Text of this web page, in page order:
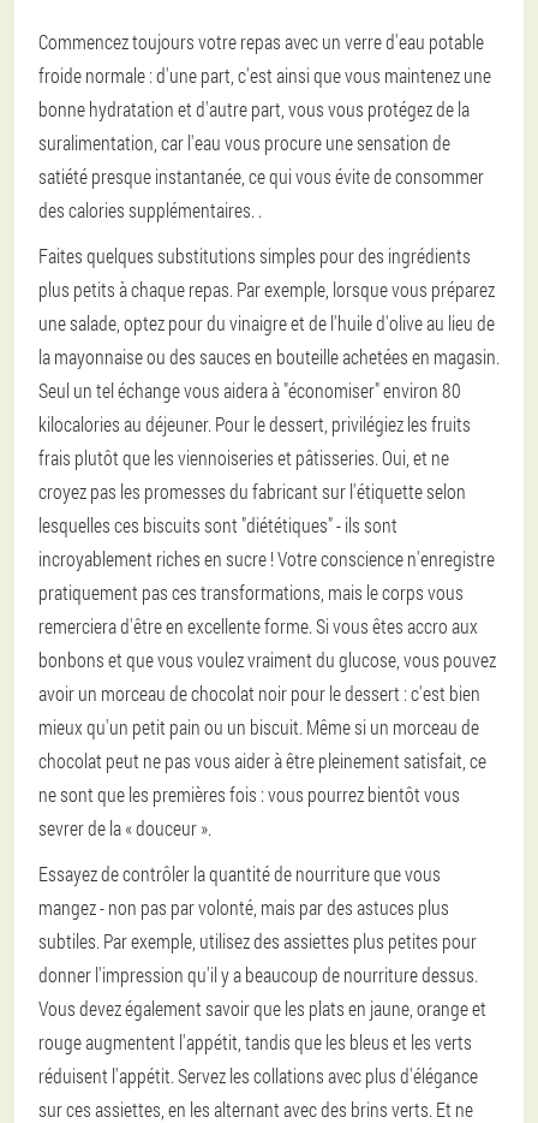
Commencez toujours votre repas avec un verre d'eau potable
froide normale : d'une part, c'est ainsi que vous maintenez une
bonne hydratation et d'autre part, vous vous protégez de la
suralimentation, car l'eau vous procure une sensation de
satiété presque instantanée, ce qui vous évite de consommer
des calories supplémentaires. .
Faites quelques substitutions simples pour des ingrédients
plus petits à chaque repas. Par exemple, lorsque vous préparez
une salade, optez pour du vinaigre et de l'huile d'olive au lieu de
la mayonnaise ou des sauces en bouteille achetées en magasin.
Seul un tel échange vous aidera à "économiser" environ 80
kilocalories au déjeuner. Pour le dessert, privilégiez les fruits
frais plutôt que les viennoiseries et pâtisseries. Oui, et ne
croyez pas les promesses du fabricant sur l'étiquette selon
lesquelles ces biscuits sont "diététiques" - ils sont
incroyablement riches en sucre ! Votre conscience n'enregistre
pratiquement pas ces transformations, mais le corps vous
remerciera d'être en excellente forme. Si vous êtes accro aux
bonbons et que vous voulez vraiment du glucose, vous pouvez
avoir un morceau de chocolat noir pour le dessert : c'est bien
mieux qu'un petit pain ou un biscuit. Même si un morceau de
chocolat peut ne pas vous aider à être pleinement satisfait, ce
ne sont que les premières fois : vous pourrez bientôt vous
sevrer de la « douceur ».
Essayez de contrôler la quantité de nourriture que vous
mangez - non pas par volonté, mais par des astuces plus
subtiles. Par exemple, utilisez des assiettes plus petites pour
donner l'impression qu'il y a beaucoup de nourriture dessus.
Vous devez également savoir que les plats en jaune, orange et
rouge augmentent l'appétit, tandis que les bleus et les verts
réduisent l'appétit. Servez les collations avec plus d'élégance
sur ces assiettes, en les alternant avec des brins verts. Et ne